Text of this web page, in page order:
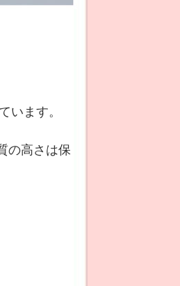
います。
の高さは保